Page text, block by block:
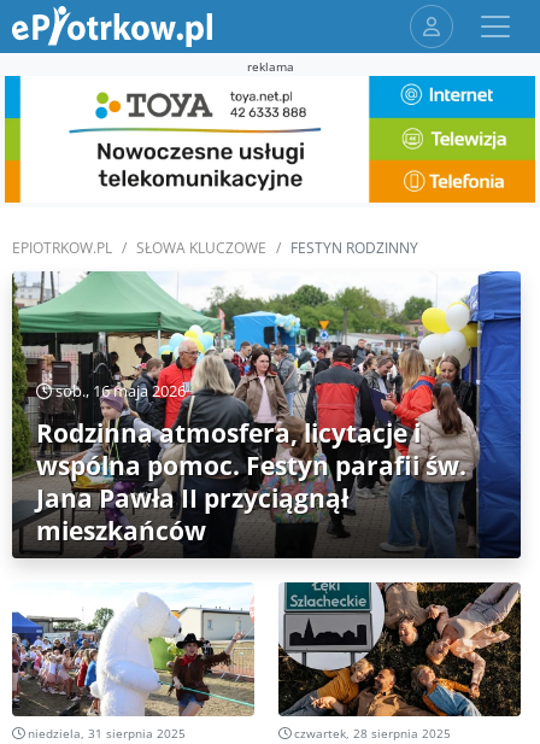
reklama
EPIOTRKOW.PL SŁOWA KLUCZOWE FESTYN RODZINNY
sob., 16 maja 2026
Rodzinna atmosfera, licytacje i
wspólna pomoc. Festyn parafii św.
Jana Pawła II przyciągnął
mieszkańców
niedziela, 31 sierpnia 2025 czwartek, 28 sierpnia 2025